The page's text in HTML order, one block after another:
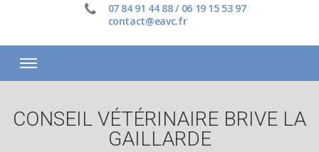
07 84 91 44 88/ 06 19 15 53 97
contact@eavc.fr
CONSEIL VÉTÉRINAIRE BRIVE LA
GAILLARDE